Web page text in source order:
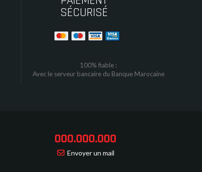
SÉCURISÉ
100% fiable :
Avec le serveur bancaire du Banque Marocaine
000.000.000
Envoyer un mail